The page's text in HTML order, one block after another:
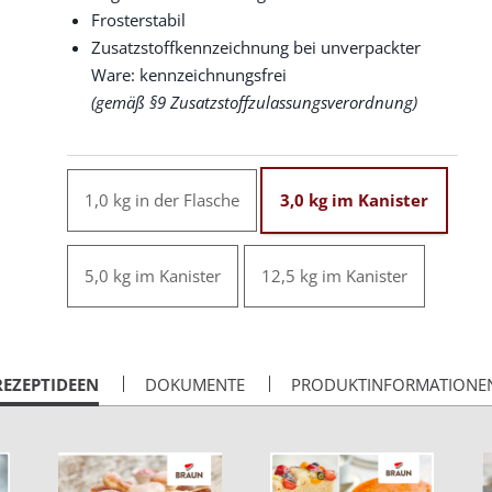
Frosterstabil
Zusatzstoffkennzeichnung bei unverpackter
Ware: kennzeichnungsfrei
(gemäß §9 Zusatzstoffzulassungsverordnung)
1,0 kg in der Flasche 3,0 kg im Kanister
5,0 kg im Kanister 12,5 kg im Kanister
DOKUMENTE